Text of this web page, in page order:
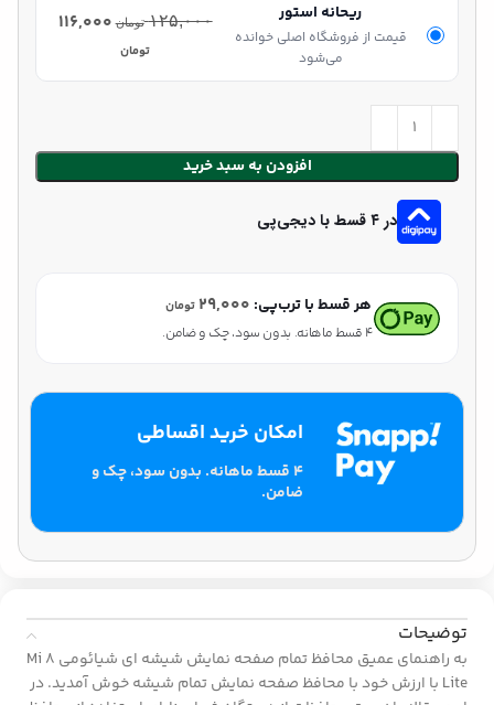
ریحانه استور
قیمت از فروشگاه اصلی خوانده
می‌شود
۱۲۵,۰۰۰ تومان ۱۱۶,۰۰۰
تومان
افزودن به سبد خرید
در ۴ قسط با دیجی‌پی
هر قسط با ترب‌پی: ۲۹,۰۰۰ تومان
۴ قسط ماهانه. بدون سود، چک و ضامن.
امکان خرید اقساطی
۴ قسط ماهانه. بدون سود، چک و
ضامن.
توضیحات
به راهنمای عمیق محافظ تمام صفحه نمایش شیشه ای شیائومی Mi 8
Lite با ارزش خود با محافظ صفحه نمایش تمام شیشه خوش آمدید.
در